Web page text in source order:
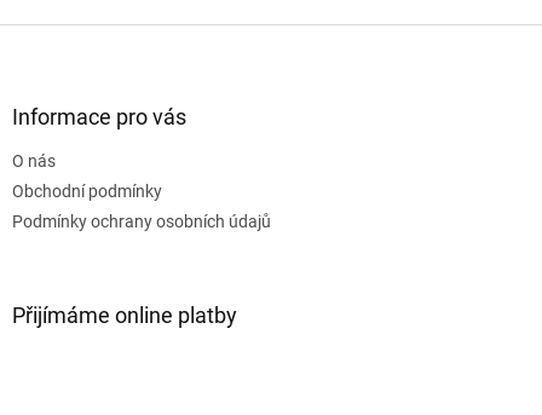
Informace pro vás
O nás
Obchodní podmínky
Podmínky ochrany osobních údajů
Přijímáme online platby